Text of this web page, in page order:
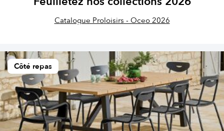
Catalogue Proloisirs - Oceo 2026
Côté repas